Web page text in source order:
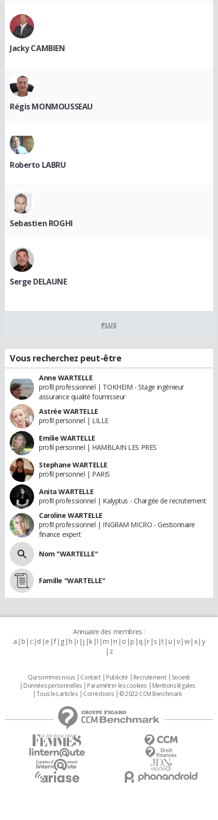
Jacky CAMBIEN
Régis MONMOUSSEAU
Roberto LABRU
Sebastien ROGHI
Serge DELAUNE
PLUS
Vous recherchez peut-être
Anne WARTELLE
profil professionnel | TOKHEIM - Stage ingénieur
assurance qualité fournisseur
Astrée WARTELLE
profil personnel | LILLE
Emilie WARTELLE
profil personnel | HAMBLAIN LES PRES
Stephane WARTELLE
profil personnel | PARIS
Anita WARTELLE
profil professionnel | Kalyptus - Chargée de recrutement
Caroline WARTELLE
profil professionnel | INGRAM MICRO - Gestionnaire
finance expert
Nom "WARTELLE"
Famille "WARTELLE"
Annuaire des membres :
a b c d e f g h i j k l m n o p q r s t u v w x y
z
Qui sommes nous Contact Publicité Recrutement
Societé
Données personnelles
Paramétrer les cookies
Mentions légales
Tous les articles
Corrections © 2022 CCM Benchmark